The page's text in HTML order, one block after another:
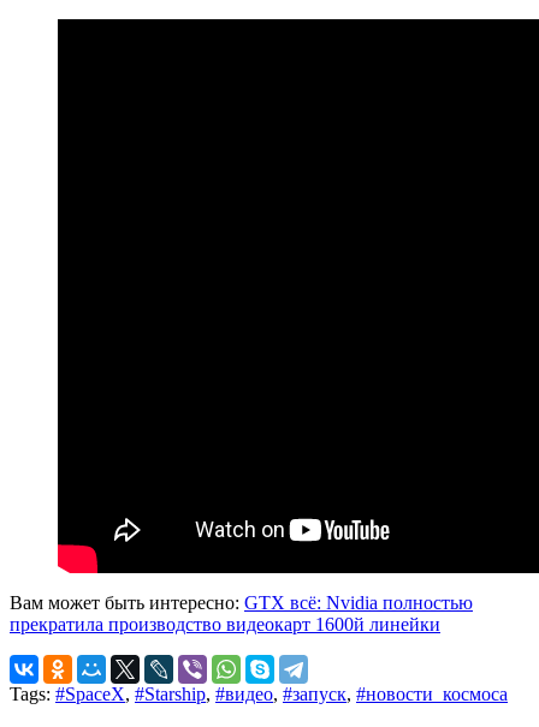
Вам может быть интересно: GTX всё: Nvidia полностью
прекратила производство видеокарт 1600й линейки
Tags: #SpaceX, #Starship, #видео, #запуск, #новости_космоса